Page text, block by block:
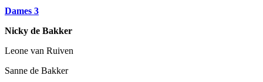
Dames 3
Nicky de Bakker
Leone van Ruiven
Sanne de Bakker